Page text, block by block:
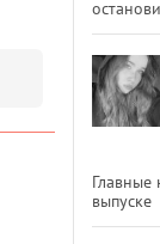
Главные
выпуске